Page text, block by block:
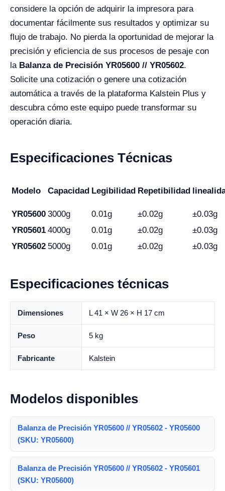
considere la opción de adquirir la impresora para
documentar fácilmente sus resultados y optimizar su
flujo de trabajo. No pierda la oportunidad de mejorar la
precisión y eficiencia de sus procesos de pesaje con
la Balanza de Precisión YR05600 // YR05602.
Solicite una cotización o genere una cotización
automática a través de la plataforma Kalstein Plus y
descubra cómo este equipo puede transformar su
operación diaria.
Especificaciones Técnicas
Modelo Capacidad Legibilidad Repetibilidad
YR05600 3000g 0.01g ±0.02g
±0.03g
YR05601 4000g 0.01g ±0.02g
±0.03g
YR05602 5000g 0.01g ±0.02g ±0.03g
Especificaciones técnicas
Dimensiones L 41 × W 26 × H 17 cm
Peso 5 kg
Fabricante Kalstein
Modelos disponibles
Balanza de Precisión YR05600 // YR05602 - YR05600
(SKU: YR05600)
Balanza de Precisión YR05600 // YR05602 - YR05601
(SKU: YR05600)